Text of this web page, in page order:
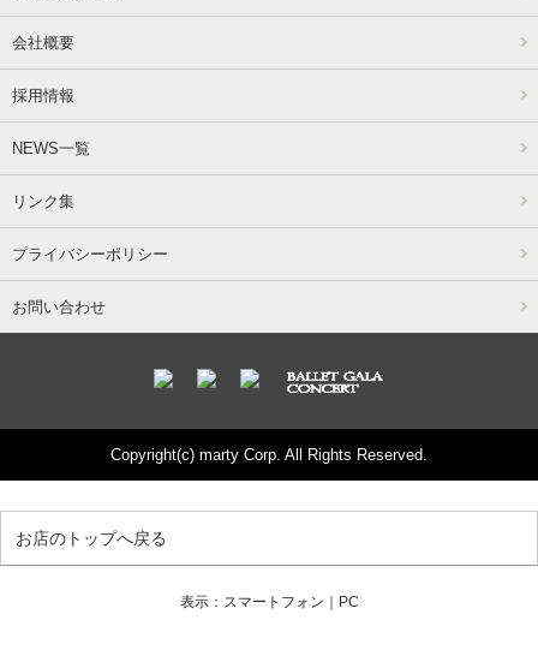
会社概要
採用情報
NEWS一覧
リンク集
プライバシーポリシー
お問い合わせ
Copyright(c) marty Corp. All Rights Reserved.
お店のトップへ戻る
表示：スマートフォン｜ PC